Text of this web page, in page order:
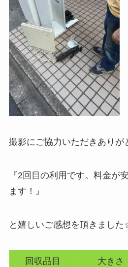
撮影にご協力いただきありが
『2回目の利用です。料金が
ます！』
と嬉しいご感想を頂きまし
回収品目 大きさ